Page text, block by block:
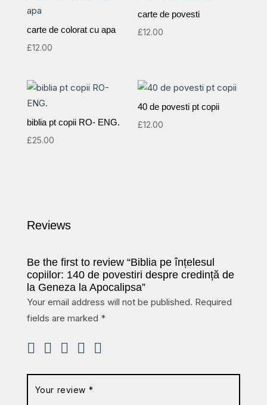
carte de colorat cu apa
£12.00
carte de povesti
£12.00
biblia pt copii RO- ENG.
£25.00
40 de povesti pt copii
£12.00
Reviews
Be the first to review “Biblia pe înțelesul
copiilor: 140 de povestiri despre credință de
la Geneza la Apocalipsa”
Your email address will not be published. Required
fields are marked *